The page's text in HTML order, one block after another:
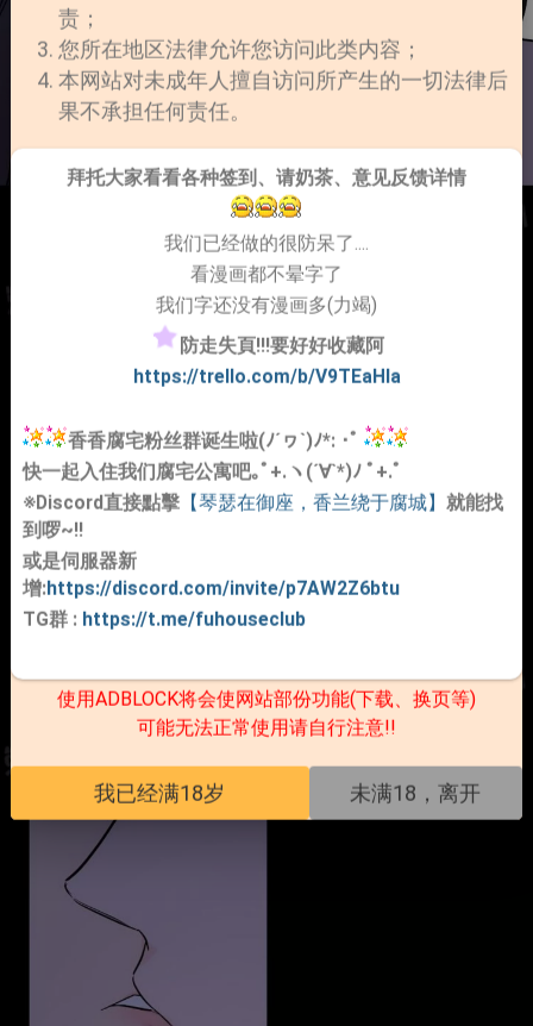
责；
您所在地区法律允许您访问此类内容；
本网站对未成年人擅自访问所产生的一切法律后
果不承担任何责任。
拜托大家看看各种签到、请奶茶、意见反馈详情
我们已经做的很防呆了....
看漫画都不晕字了
我们字还没有漫画多(力竭)
防走失頁!!!要好好收藏阿
https://trello.com/b/V9TEaHIa
香香腐宅粉丝群诞生啦(ﾉ´ヮ`)ﾉ*: ･ﾟ
快一起入住我们腐宅公寓吧｡ﾟ+.ヽ(´∀`*)ﾉ ﾟ+.ﾟ
※Discord直接點擊【琴瑟在御座，香兰绕于腐城】 就能找
到啰~!!
或是伺服器新
增:https://discord.com/invite/p7AW2Z6btu
TG群: https://t.me/fuhouseclub
使用ADBLOCK将会使网站部份功能(下载、换页等)
可能无法正常使用请自行注意!!
我已经满18岁 未满18，离开